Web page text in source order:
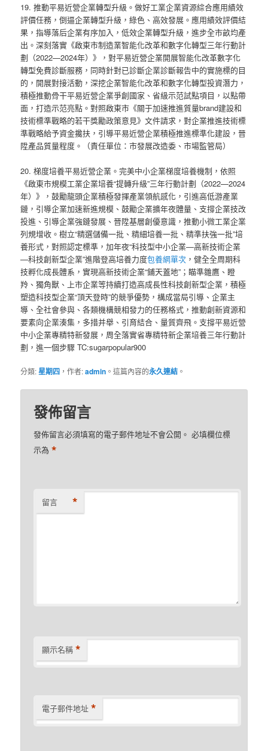
19. 推動平易近營企業轉型升級。做好工業企業資源綜合應用績效
評價任務，倒逼企業轉型升級，綠色、高效發展。應用績效評價結
果，指導落后企業有序加入，低效企業轉型升級，進步全市畝均產
出。深刻落實《啟東市制造業智能化改革和數字化轉型三年行動計
劃（2022—2024年）》，對平易近營企業開展智能化改革數字化
轉型免費診斷服務，同時針對已診斷企業診斷報告中的實施標的目
的，開展對接活動，深挖企業智能化改革和數字化轉型投資潛力，
積極推動骨干平易近營企業爭創國家、省級示范試點項目，以點帶
面，打造示范亮點。對照啟東市《關于加速推進質量brand建設和
技術標準戰略的若干獎勵政策意見》文件請求，對企業推進技術標
準戰略給予資金攙扶，引導平易近營企業積極推進標準化建設，晉
陞產品質量程度。（責任單位：市發展改造委、市場監管局）
20. 梯度培養平易近營企業。完美中小企業梯度培養機制，依照
《啟東市規模工業企業培養“提轉升級”三年行動計劃（2022—2024
年）》，鼓勵龍頭企業積極發揮產業領航感化，引進高低游產業
鏈，引導企業加速新進規模、鼓勵企業擴年夜體量、支撐企業技改
投進、引導企業強鏈發展、晉陞基層創優意識，推動小微工業企業
列規增收。樹立“精選儲備一批、精細培養一批、精準扶強一批”培
養形式，對照認定標準，加年夜“科技型中小企業—高新技術企業
—科技創新型企業”進階登高培養力度包養網單次 ，健全全周期科
技孵化成長體系，實現高新技術企業“鋪天蓋地”；瞄準雛鷹、瞪
羚、獨角獸、上市企業等持續打造高成長性科技創新型企業，積極
塑造科技型企業“頂天登時”的競爭優勢，構成當局引導、企業主
導、全社會參與、各類機構競相發力的任務格式，推動創新資源和
要素向企業湊集，多措并舉、引育結合、量質齊飛。支撐平易近營
中小企業專精特新發展，周全落實省專精特新企業培養三年行動計
劃，進一個步驟 TC:sugarpopular900
分類:星期四 ，作者:admin 。這篇內容的永久連結 。
發佈留言
發佈留言必須填寫的電子郵件地址不會公開。 必填欄位標
示為*
留言 *
顯示名稱 *
電子郵件地址 *